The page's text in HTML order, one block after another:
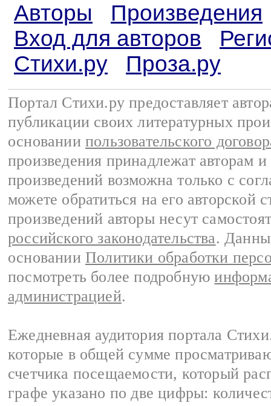
Авторы
Произведения
Вход для авторов
Стихи.ру
Проза.ру
Портал Стихи.ру предоставляет
публикации своих литературных
основании пользовательского
произведения принадлежат авторам
произведений возможна только с
можете обратиться на его авторской
произведений авторы несут
российского законодательства.
основании Политики обработки
посмотреть более подробную
администрацией.
Ежедневная аудитория портала
которые в общей сумме
счетчика посещаемости, который
графе указано по две цифры: